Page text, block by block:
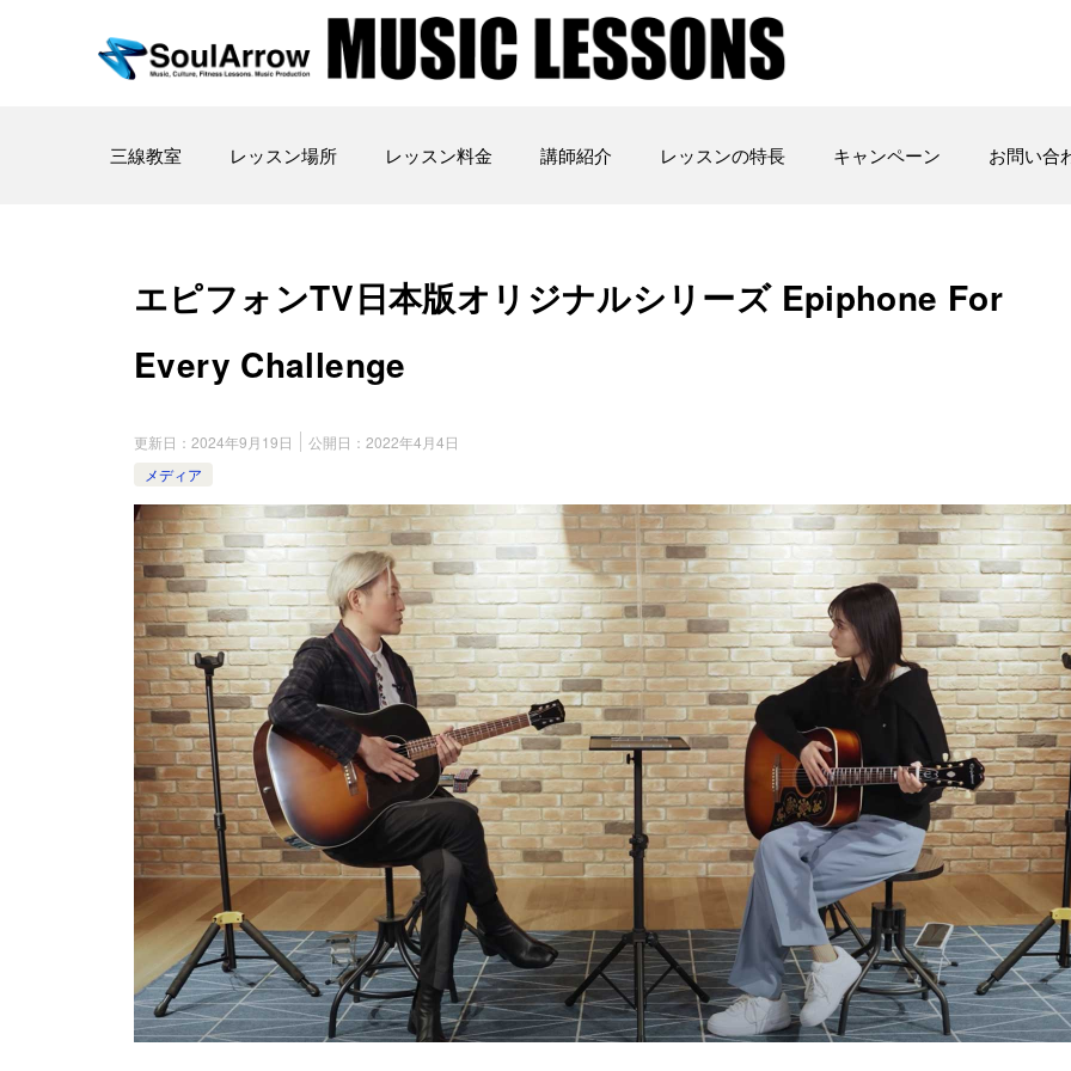
三線教室 レッスン場所 レッスン料金 講師紹介 レッスンの特長 キャンペーン お問い合
エピフォンTV日本版オリジナルシリーズ Epiphone For
Every Challenge
更新日： 2024年9月19日 公開日： 2022年4月4日
メディア